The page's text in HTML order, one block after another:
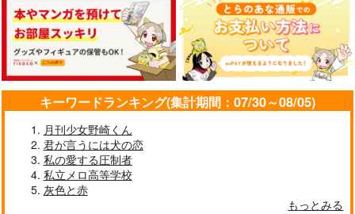
キーワードランキング(集計期間：07/30～08/05)
月刊少女野崎くん
君が言うには犬の恋
私の愛する圧制者
私立メロ高等学校
灰色と赤
もっとみる